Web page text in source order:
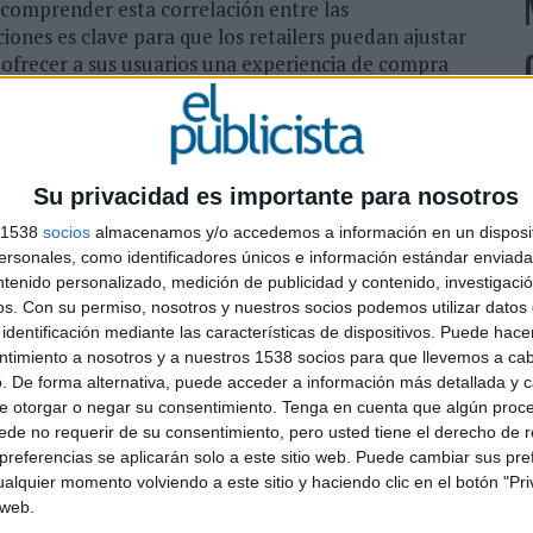
Su privacidad es importante para nosotros
socios almacenamos y/o accedemos a información en un
como identificadores únicos e información estándar
personalizado, medición de publicidad y contenido,
Con su permiso, nosotros y nuestros socios podemos utilizar datos
mediante las características de dispositivos. Puede
a nosotros y a nuestros 1538 socios para que llevemos a
De forma alternativa, puede acceder a información más detallada y
otorgar o negar su consentimiento. Tenga en cuenta que algún
no requerir de su consentimiento, pero usted tiene el derecho de
se aplicarán solo a este sitio web. Puede cambiar sus
momento volviendo a este sitio y haciendo clic en el botón
esta correlación entre las
es clave para que los retailers puedan ajustar
a sus usuarios una experiencia de compra
y Pinterest, también ha demostrado tener un
embargo, existen divergencias entre el contenido
a más devoluciones
las representaciones visuales de los
los retailers pueden optimizar su narrativa visual y
ha sido objeto de estudio en relación con las
las ventas, también contribuyen a un aumento
entre las expectativas de los
el análisis de datos y los algoritmos de
a los influencers que resuenan con su público